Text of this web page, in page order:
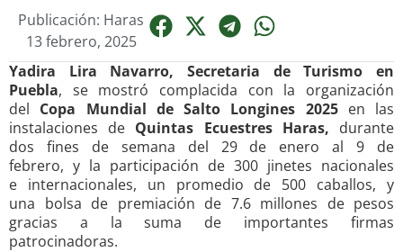
Publicación: Haras
13 febrero, 2025
Yadira Lira Navarro, Secretaria de Turismo en
Puebla, se mostró complacida con la organización
del Copa Mundial de Salto Longines 2025en las
instalaciones de Quintas Ecuestres Haras, durante
dos fines de semana del 29 de enero al 9 de
febrero, y la participación de 300 jinetes nacionales
e internacionales, un promedio de 500 caballos, y
una bolsa de premiación de 7.6 millones de pesos
gracias a la suma de importantes firmas
patrocinadoras.